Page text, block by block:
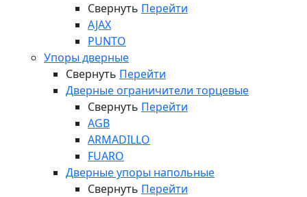
Свернуть Перейти
AJAX
PUNTO
Упоры дверные
Свернуть Перейти
Дверные ограничители торцевые
Свернуть Перейти
AGB
ARMADILLO
FUARO
Дверные упоры напольные
Свернуть Перейти